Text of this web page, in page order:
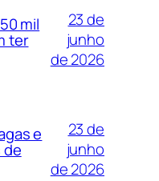
mil
ter
23 de
junho
de 2026
e
de
23 de
junho
de 2026